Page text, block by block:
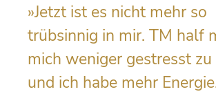
»Jetzt ist es nicht mehr so
trübsinnig in mir. TM half
mich weniger gestresst
und ich habe mehr